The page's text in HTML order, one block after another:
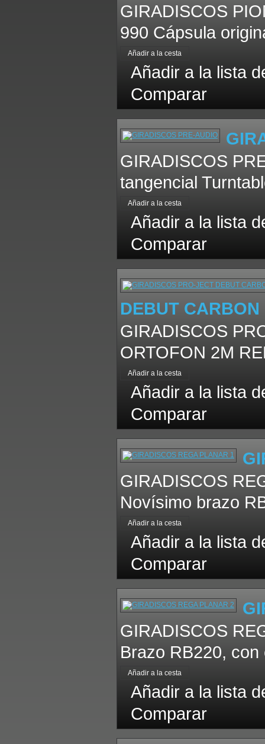
GIRADISCOS
990 Cápsula
Añadir a la lista
Comparar
GIRADISCOS
tangencial
Añadir a la lista
Comparar
DEBUT
GIRADISCOS
ORTOFON 2M
Añadir a la lista
Comparar
GIRADISCOS
Novísimo brazo
Añadir a la lista
Comparar
GIRADISCOS
Brazo RB220,
Añadir a la lista
Comparar